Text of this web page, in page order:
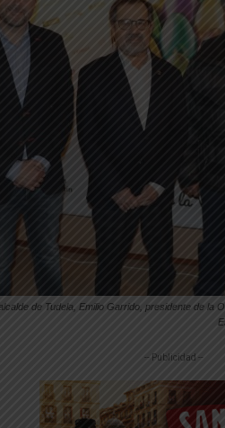
de Tudela, Emilio Garrido, presidente de la
-- Publicidad --